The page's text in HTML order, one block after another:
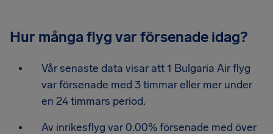
Hur många flyg var försenade idag?
Vår senaste data visar att 1 Bulgaria Air flyg
var försenade med 3 timmar eller mer under
en 24 timmars period.
Av inrikesflyg var 0.00% försenade med över